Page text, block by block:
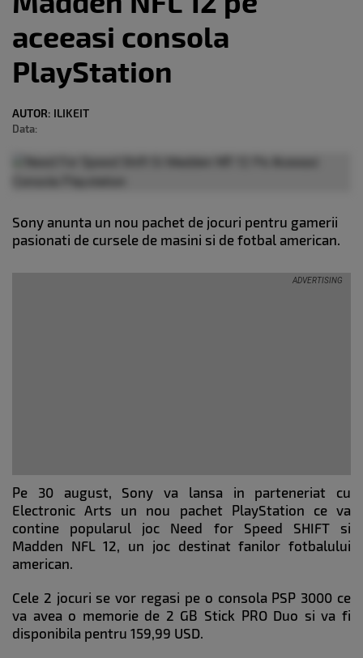
aceeasi consola
PlayStation
AUTOR: ILIKEIT
Data:
Sony anunta un nou pachet de jocuri pentru gamerii
pasionati de cursele de masini si de fotbal american.
Pe 30 august, Sony va lansa in parteneriat cu
Electronic Arts un nou pachet PlayStation ce va
contine popularul joc Need for Speed SHIFT si
Madden NFL 12, un joc destinat fanilor fotbalului
american.
Cele 2 jocuri se vor regasi pe o consola PSP 3000 ce
va avea o memorie de 2 GB Stick PRO Duo si va fi
disponibila pentru 159,99 USD.